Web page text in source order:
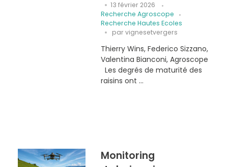
13 février 2026
Recherche Agroscope
Recherche Hautes Ecoles
par vignesetvergers
Thierry Wins, Federico Sizzano,
Valentina Bianconi, Agroscope
Les degrés de maturité des
raisins ont ...
Monitoring